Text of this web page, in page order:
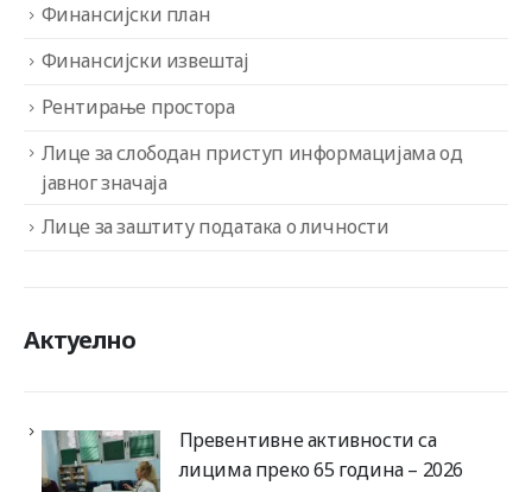
Финансијски план
Финансијски извештај
Рентирање простора
Лице за слободан приступ информацијама од
јавног значаја
Лице за заштиту података о личности
Актуелно
Превентивне активности са
лицима преко 65 година – 2026